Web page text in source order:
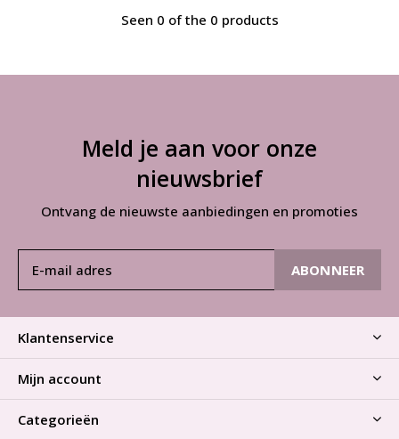
Seen 0 of the 0 products
Meld je aan voor onze
nieuwsbrief
Ontvang de nieuwste aanbiedingen en promoties
ABONNEER
Klantenservice
Mijn account
Categorieën